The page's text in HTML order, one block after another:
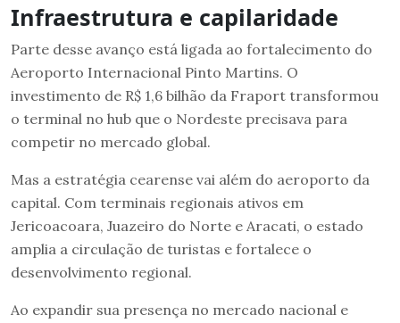
Infraestrutura e capilaridade
Parte desse avanço está ligada ao fortalecimento do
Aeroporto Internacional Pinto Martins. O
investimento de R$ 1,6 bilhão da Fraport transformou
o terminal no hub que o Nordeste precisava para
competir no mercado global.
Mas a estratégia cearense vai além do aeroporto da
capital. Com terminais regionais ativos em
Jericoacoara, Juazeiro do Norte e Aracati, o estado
amplia a circulação de turistas e fortalece o
desenvolvimento regional.
Ao expandir sua presença no mercado nacional e